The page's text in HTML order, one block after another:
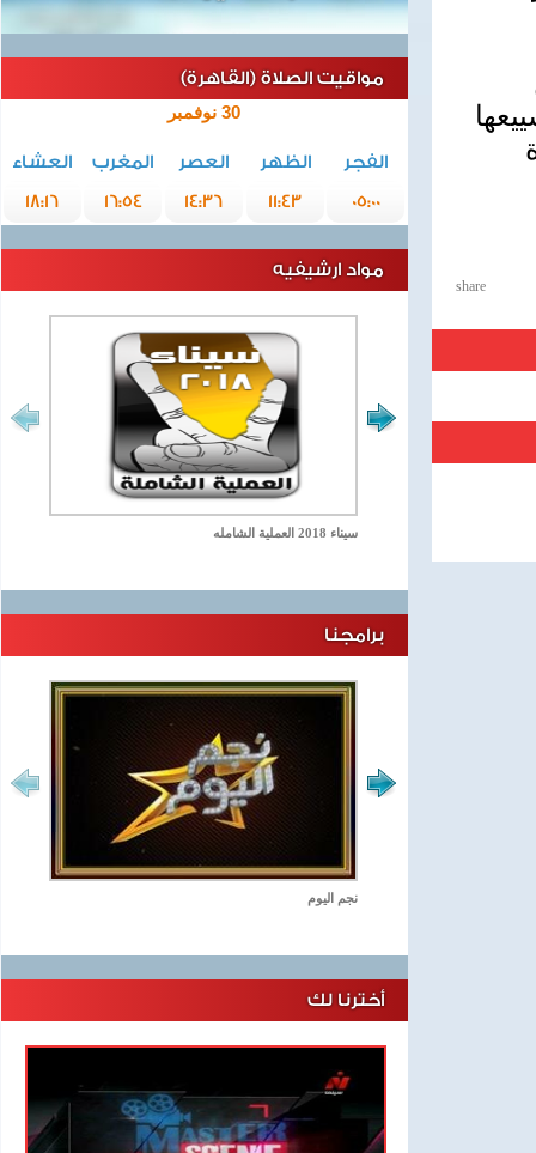
share
مواقيت الصلاة (القاهرة)
30 نوفمبر
الفجر الظهر العصر المغرب
العشاء
05:00
11:43
14:36
16:54
18:16
مواد ارشيفيه
سيناء 2018 العملية الشامله
برامجنا
نجم اليوم
أخترنا لك